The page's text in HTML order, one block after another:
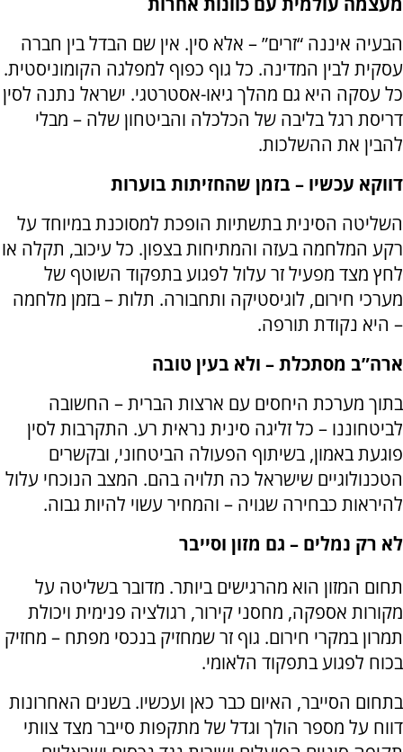
הבעיה איננה “זרים” – אלא סין. אין שם הבדל בין חברה
עסקית לבין המדינה. כל גוף כפוף למפלגה הקומוניסטית.
כל עסקה היא גם מהלך גיאו-אסטרטגי. ישראל נתנה לסין
דריסת רגל בליבה של הכלכלה והביטחון שלה – מבלי
להבין את ההשלכות.
דווקא עכשיו – בזמן שהחזיתות בוערות
השליטה הסינית בתשתיות הופכת למסוכנת במיוחד על
רקע המלחמה בעזה והמתיחות בצפון. כל עיכוב, תקלה או
לחץ מצד מפעיל זר עלול לפגוע בתפקוד השוטף של
מערכי חירום, לוגיסטיקה ותחבורה. תלות – בזמן מלחמה
– היא נקודת תורפה.
ארה”ב מסתכלת – ולא בעין טובה
בתוך מערכת היחסים עם ארצות הברית – החשובה
לביטחוננו – כל זליגה סינית נראית רע. התקרבות לסין
פוגעת באמון, בשיתוף הפעולה הביטחוני, ובקשרים
הטכנולוגיים שישראל כה תלויה בהם. המצב הנוכחי עלול
להיראות כבחירה שגויה – והמחיר עשוי להיות גבוה.
לא רק נמלים – גם מזון וסייבר
תחום המזון הוא מהרגישים ביותר. מדובר בשליטה על
מקורות אספקה, מחסני קירור, רגולציה פנימית ויכולת
תמרון במקרי חירום. גוף זר שמחזיק בנכסי מפתח – מחזיק
בכוח לפגוע בתפקוד הלאומי.
בתחום הסייבר, האיום כבר כאן ועכשיו. בשנים האחרונות
דווח על מספר הולך וגדל של מתקפות סייבר מצד צוותי